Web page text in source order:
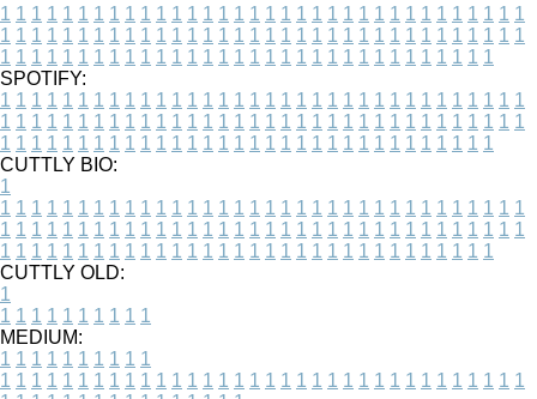
1 1 1 1 1 1 1 1 1 1 1 1 1 1 1 1 1 1 1 1 1 1 1 1 1 1 1 1 1 1 1 1 1 1
1 1 1 1 1 1 1 1 1 1 1 1 1 1 1 1 1 1 1 1 1 1 1 1 1 1 1 1 1 1 1 1 1 1
1 1 1 1 1 1 1 1 1 1 1 1 1 1 1 1 1 1 1 1 1 1 1 1 1 1 1 1 1 1 1 1
SPOTIFY:
1 1 1 1 1 1 1 1 1 1 1 1 1 1 1 1 1 1 1 1 1 1 1 1 1 1 1 1 1 1 1 1 1 1
1 1 1 1 1 1 1 1 1 1 1 1 1 1 1 1 1 1 1 1 1 1 1 1 1 1 1 1 1 1 1 1 1 1
1 1 1 1 1 1 1 1 1 1 1 1 1 1 1 1 1 1 1 1 1 1 1 1 1 1 1 1 1 1 1 1
CUTTLY BIO:
1
1 1 1 1 1 1 1 1 1 1 1 1 1 1 1 1 1 1 1 1 1 1 1 1 1 1 1 1 1 1 1 1 1 1
1 1 1 1 1 1 1 1 1 1 1 1 1 1 1 1 1 1 1 1 1 1 1 1 1 1 1 1 1 1 1 1 1 1
1 1 1 1 1 1 1 1 1 1 1 1 1 1 1 1 1 1 1 1 1 1 1 1 1 1 1 1 1 1 1 1
CUTTLY OLD:
1
1 1 1 1 1 1 1 1 1 1
MEDIUM:
1 1 1 1 1 1 1 1 1 1
1 1 1 1 1 1 1 1 1 1 1 1 1 1 1 1 1 1 1 1 1 1 1 1 1 1 1 1 1 1 1 1 1 1